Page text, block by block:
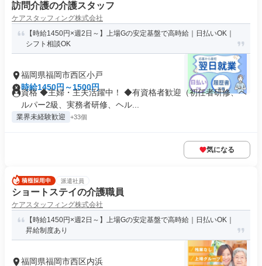
訪問介護の介護スタッフ
ケアスタッフィング株式会社
【時給1450円×週2日～】上場Gの安定基盤で高時給｜日払いOK｜
シフト相談OK
福岡県福岡市西区小戸
時給1450円～1500円
資格 ◆主婦・主夫活躍中！ ◆有資格者歓迎（初任者研修、ヘ
ルパー2級、実務者研修、ヘル...
業界未経験歓迎 +33個
気になる
派遣社員
ショートステイの介護職員
ケアスタッフィング株式会社
【時給1450円×週2日～】上場Gの安定基盤で高時給｜日払いOK｜
昇給制度あり
福岡県福岡市西区内浜